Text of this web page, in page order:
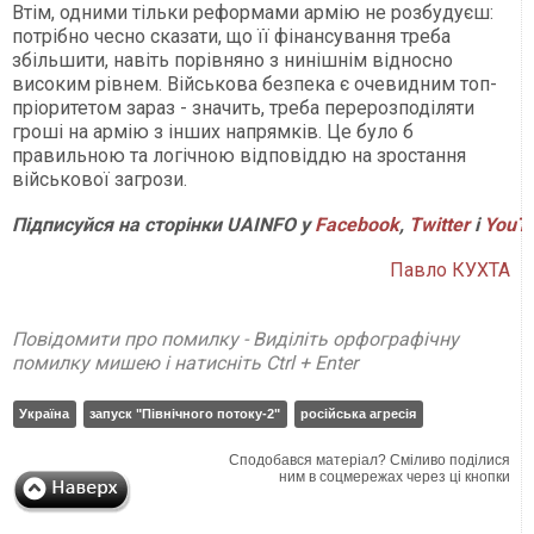
Втім, одними тільки реформами армію не розбудуєш:
потрібно чесно сказати, що її фінансування треба
збільшити, навіть порівняно з нинішнім відносно
високим рівнем. Військова безпека є очевидним топ-
пріоритетом зараз - значить, треба перерозподіляти
гроші на армію з інших напрямків. Це було б
правильною та логічною відповіддю на зростання
військової загрози.
Підписуйся на сторінки UAINFO уFacebook, Twitterі
Павло КУХТА
Повідомити про помилку - Виділіть орфографічну
помилку мишею і натисніть Ctrl + Enter
Україна запуск "Північного потоку-2" російська агресія
Сподобався матеріал? Сміливо поділися
ним в соцмережах через ці кнопки